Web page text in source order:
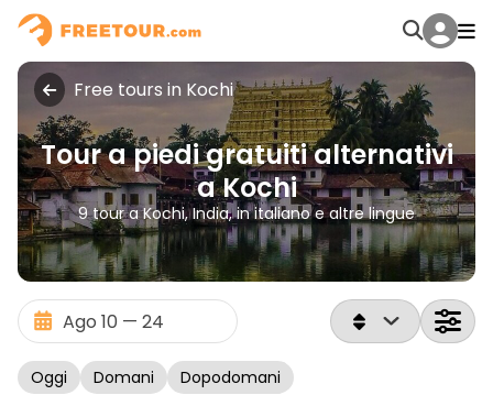
Free tours in Kochi
Tour a piedi gratuiti alternativi
a Kochi
9 tour a Kochi, India, in italiano e altre lingue
Oggi Domani Dopodomani